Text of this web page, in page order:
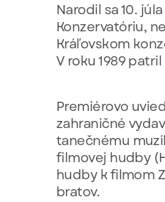
Narodil sa 10.
Konzervatóriu,
Kráľovskom
V roku 1989
Premiérovo
zahraničné
tanečnému
filmovej hudby
hudby k filmom
bratov.